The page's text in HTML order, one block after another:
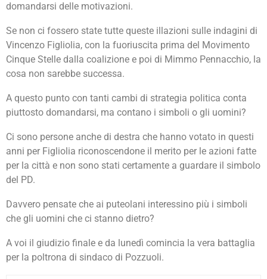
domandarsi delle motivazioni.
Se non ci fossero state tutte queste illazioni sulle indagini di
Vincenzo Figliolia, con la fuoriuscita prima del Movimento
Cinque Stelle dalla coalizione e poi di Mimmo Pennacchio, la
cosa non sarebbe successa.
A questo punto con tanti cambi di strategia politica conta
piuttosto domandarsi, ma contano i simboli o gli uomini?
Ci sono persone anche di destra che hanno votato in questi
anni per Figliolia riconoscendone il merito per le azioni fatte
per la città e non sono stati certamente a guardare il simbolo
del PD.
Davvero pensate che ai puteolani interessino più i simboli
che gli uomini che ci stanno dietro?
A voi il giudizio finale e da lunedì comincia la vera battaglia
per la poltrona di sindaco di Pozzuoli.